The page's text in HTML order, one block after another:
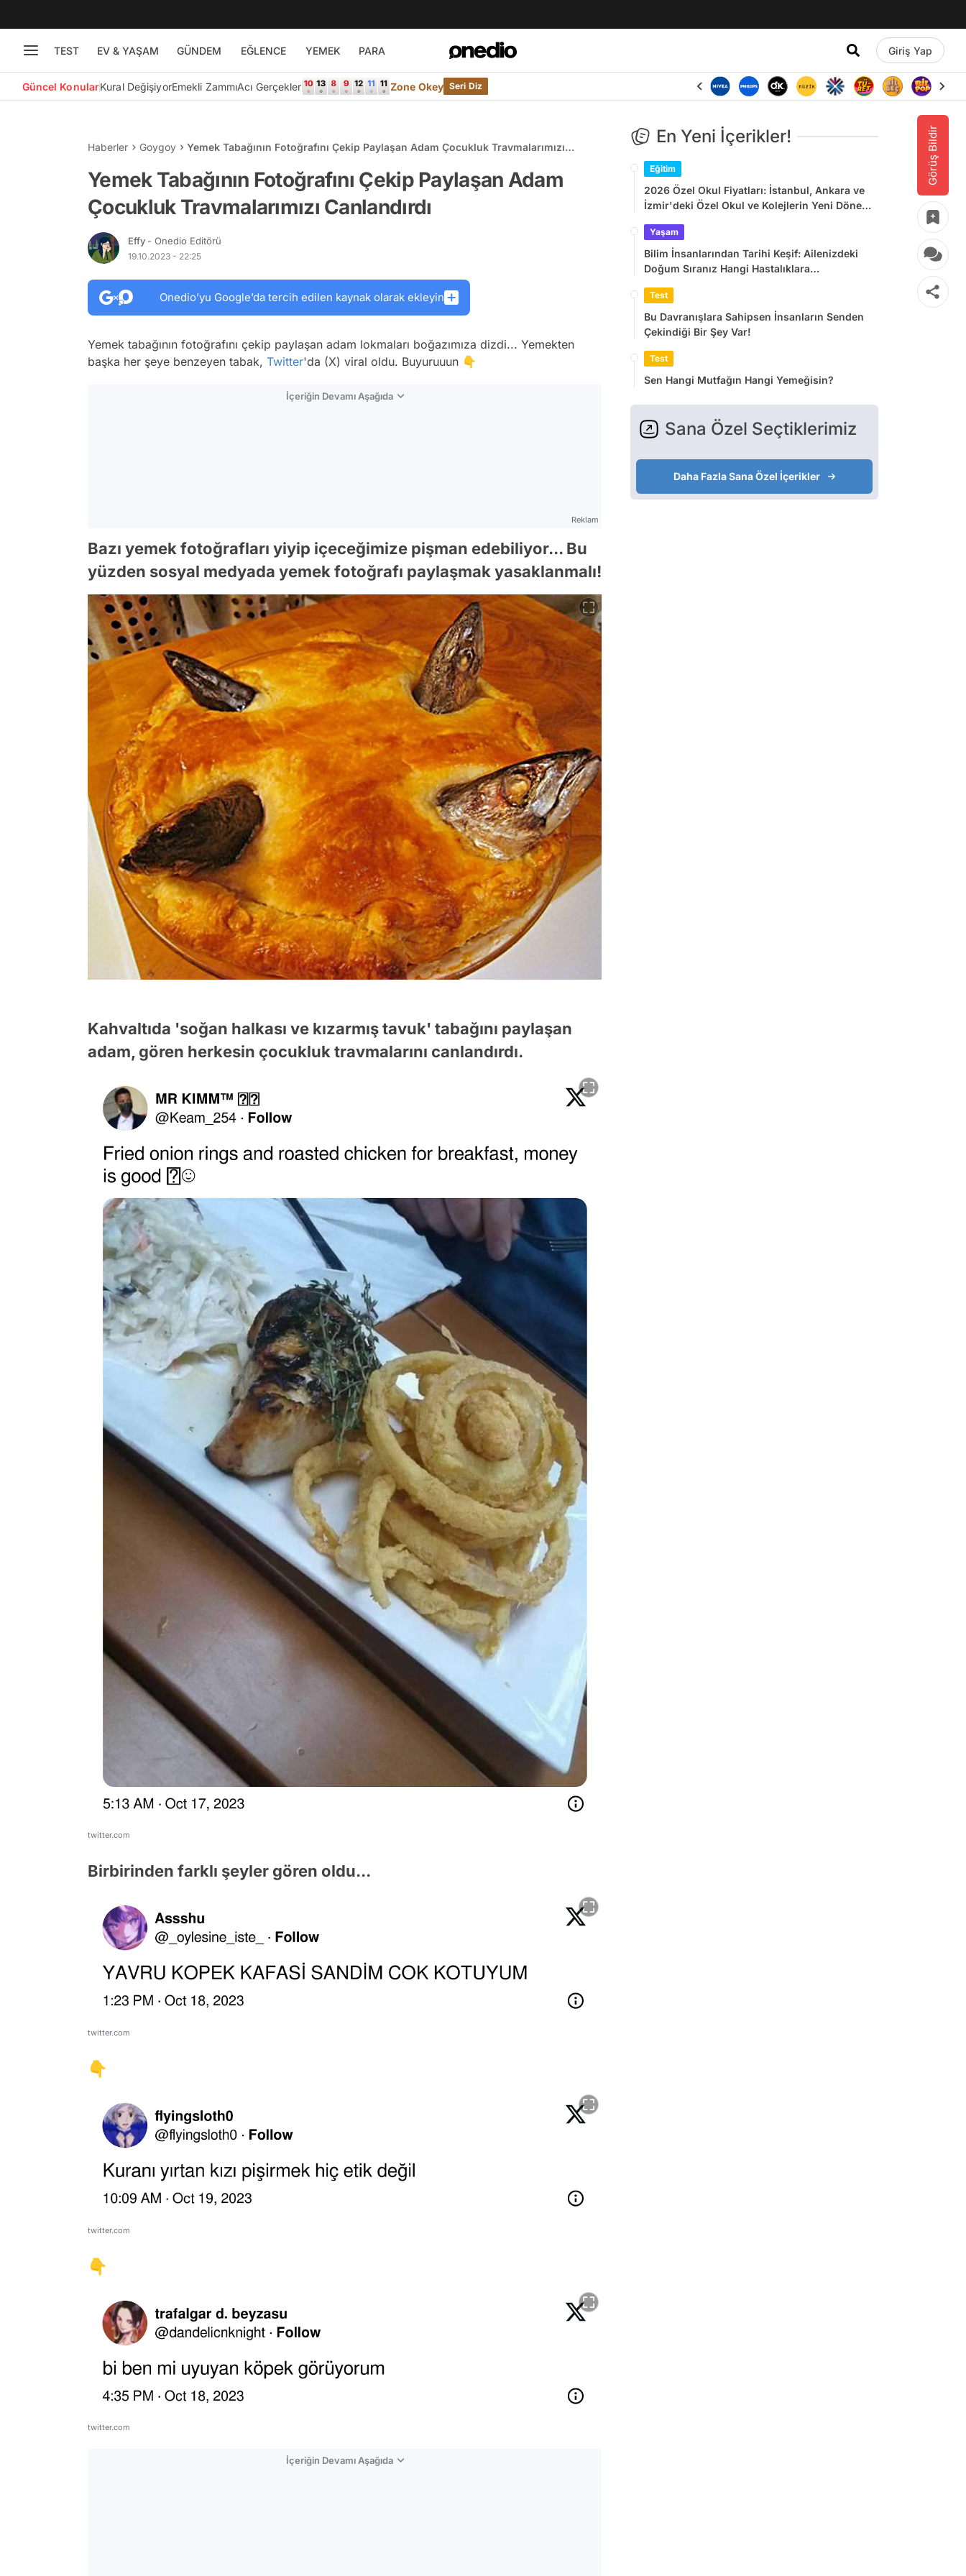
TEST EV & YAŞAM GÜNDEM EĞLENCE YEMEK PARA Giriş Yap
Güncel KonularKural DeğişiyorEmekli ZammıAcı Gerçekler Zone Okey Seri Diz
Görüş Bildir
Haberler Goygoy
Yemek Tabağının Fotoğrafını Çekip Paylaşan Adam Çocukluk Travmalarımızı
Yemek Tabağının Fotoğrafını Çekip Paylaşan Adam
Çocukluk Travmalarımızı Canlandırdı
Effy - Onedio Editörü
19.10.2023 - 22:25
Onedio’yu Google’da tercih edilen kaynak olarak ekleyin
Yemek tabağının fotoğrafını çekip paylaşan adam lokmaları boğazımıza dizdi... Yemekten
başka her şeye benzeyen tabak, Twitter'da (X) viral oldu. Buyuruuun 👇
İçeriğin Devamı Aşağıda
Reklam
Bazı yemek fotoğrafları yiyip içeceğimize pişman edebiliyor... Bu
yüzden sosyal medyada yemek fotoğrafı paylaşmak yasaklanmalı!
Kahvaltıda 'soğan halkası ve kızarmış tavuk' tabağını paylaşan
adam, gören herkesin çocukluk travmalarını canlandırdı.
twitter.com
Birbirinden farklı şeyler gören oldu...
twitter.com
👇
twitter.com
👇
twitter.com
İçeriğin Devamı Aşağıda
En Yeni İçerikler!
Eğitim
2026 Özel Okul Fiyatları: İstanbul, Ankara ve
İzmir'deki Özel Okul ve Kolejlerin Yeni Dönem
Yaşam
Bilim İnsanlarından Tarihi Keşif: Ailenizdeki
Doğum Sıranız Hangi Hastalıklara
Test
Bu Davranışlara Sahipsen İnsanların Senden
Çekindiği Bir Şey Var!
Test
Sen Hangi Mutfağın Hangi Yemeğisin?
Sana Özel Seçtiklerimiz
Daha Fazla Sana Özel İçerikler